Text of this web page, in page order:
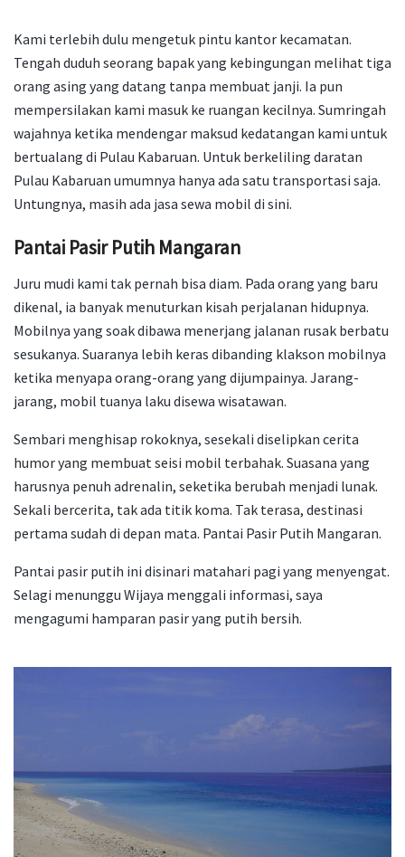
Kami terlebih dulu mengetuk pintu kantor kecamatan.
Tengah duduh seorang bapak yang kebingungan melihat tiga
orang asing yang datang tanpa membuat janji. Ia pun
mempersilakan kami masuk ke ruangan kecilnya. Sumringah
wajahnya ketika mendengar maksud kedatangan kami untuk
bertualang di Pulau Kabaruan. Untuk berkeliling daratan
Pulau Kabaruan umumnya hanya ada satu transportasi saja.
Untungnya, masih ada jasa sewa mobil di sini.
Pantai Pasir Putih Mangaran
Juru mudi kami tak pernah bisa diam. Pada orang yang baru
dikenal, ia banyak menuturkan kisah perjalanan hidupnya.
Mobilnya yang soak dibawa menerjang jalanan rusak berbatu
sesukanya. Suaranya lebih keras dibanding klakson mobilnya
ketika menyapa orang-orang yang dijumpainya. Jarang-
jarang, mobil tuanya laku disewa wisatawan.
Sembari menghisap rokoknya, sesekali diselipkan cerita
humor yang membuat seisi mobil terbahak. Suasana yang
harusnya penuh adrenalin, seketika berubah menjadi lunak.
Sekali bercerita, tak ada titik koma. Tak terasa, destinasi
pertama sudah di depan mata. Pantai Pasir Putih Mangaran.
Pantai pasir putih ini disinari matahari pagi yang menyengat.
Selagi menunggu Wijaya menggali informasi, saya
mengagumi hamparan pasir yang putih bersih.